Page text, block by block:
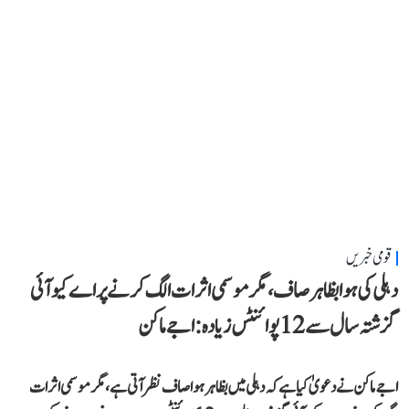
قومی خبریں
دہلی کی ہوا بظاہر صاف، مگر موسمی اثرات الگ کرنے پر اے کیو آئی
گزشتہ سال سے 12 پوائنٹس زیادہ: اجے ماکن
اجے ماکن نے دعویٰ کیا ہے کہ دہلی میں بظاہر ہوا صاف نظر آتی ہے، مگر موسمی اثرات